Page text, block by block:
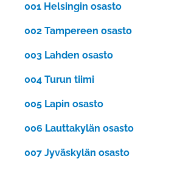
001 Helsingin osasto
002 Tampereen osasto
003 Lahden osasto
004 Turun tiimi
005 Lapin osasto
006 Lauttakylän osasto
007 Jyväskylän osasto